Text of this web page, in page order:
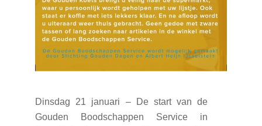
Dinsdag 21 januari – De start van de
Gouden Boodschappen Service in